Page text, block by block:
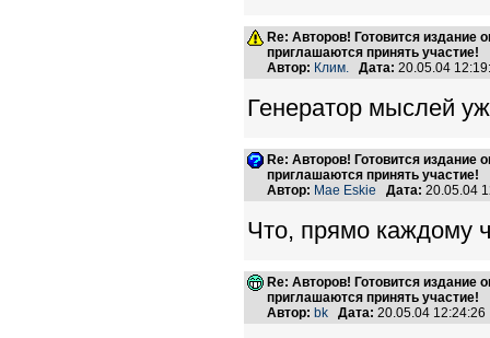
Re: Авторов! Готовится
приглашаются принять участие!
Автор: Клим. Дата: 20.05.04
Генератор мыслей
Re: Авторов! Готовится
приглашаются принять участие!
Автор: Mae Eskie Дата: 20.05.04
Что, прямо каждому
Re: Авторов! Готовится
приглашаются принять участие!
Автор: bk Дата: 20.05.04